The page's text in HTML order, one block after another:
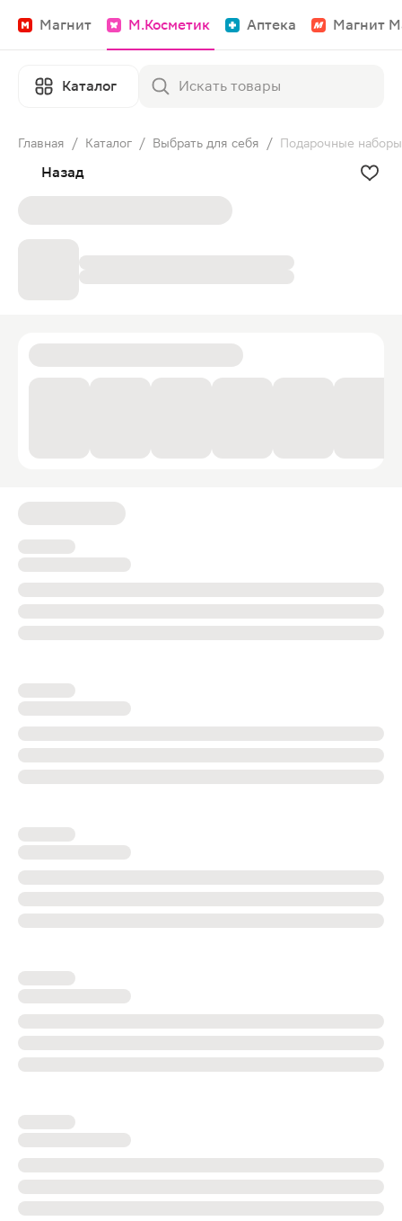
Магнит М.Косметик Аптека Магнит
Каталог
Главная / Каталог / Выбрать для себя / Подарочные наборы
Назад